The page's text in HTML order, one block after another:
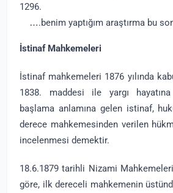
1296.
….benim yaptığım araştırma bu
İstinaf Mahkemeleri
İstinaf mahkemeleri 1876 yılında
1838. maddesi ile yargı
başlama anlamına gelen istinaf,
derece mahkemesinden verilen
incelenmesi demektir.
18.6.1879 tarihli Nizami
göre, ilk dereceli mahkemenin